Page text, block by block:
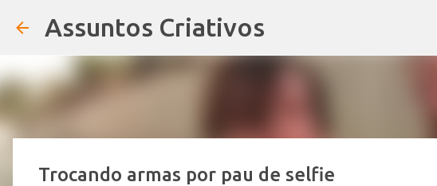
Assuntos Criativos
Trocando armas por pau de selfie